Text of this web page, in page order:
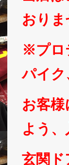
おりま
※プロ
パイク
お客
よう
玄関ド